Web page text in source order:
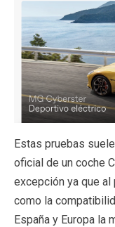
Estas pruebas
oficial de un coche
excepción ya que
como la
España y Europa la